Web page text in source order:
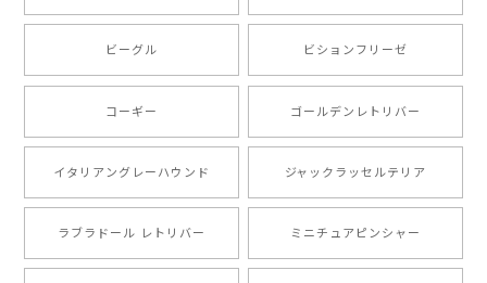
【 キュンです ボーダーコリー 】 手帳 スマホケース 犬 うちの子 プレゼント ペット Android対応
2024/10/28
注文受領連絡が無かったのでハラハラしましたが… 可
愛い商品が届きました！大満足です♪
【 自然に囲まれた ポメラニアン 】マグカップ 犬 ペット うちの子 犬グッズ ギフト プレゼント 母の日
ビーグル ビションフリーゼ
コーギー ゴールデンレトリバー
イタリアングレーハウンド ジャックラッセルテリア
ラブラドール レトリバー ミニチュアピンシャー